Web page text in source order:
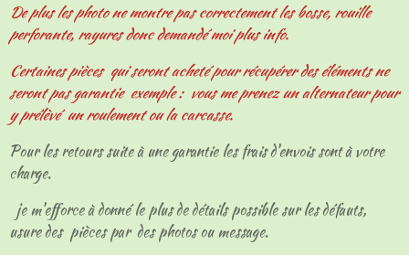
De plus les photo ne montre pas correctement les bosse, rouille
perforante, rayures donc demandé moi plus info.
Certaines pièces qui seront acheté pour récupérer des éléments ne
seront pas garantie exemple : vous me prenez un alternateur pour
y prélèvé un roulement ou la carcasse.
Pour les retours suite à une garantie les frais d'envois sont à votre
charge.
je m'efforce à donné le plus de détails possible sur les défauts,
usure des pièces par des photos ou message.